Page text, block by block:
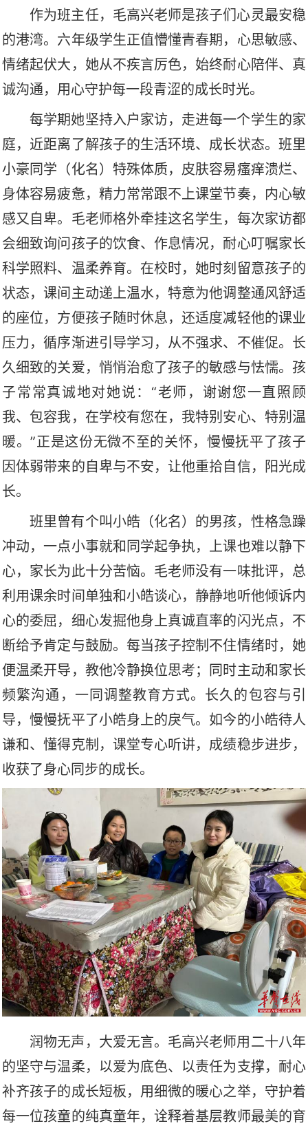
作为班主任，毛高兴老师是孩子们心灵最安稳
的港湾。六年级学生正值懵懂青春期，心思敏感、
情绪起伏大，她从不疾言厉色，始终耐心陪伴、真
诚沟通，用心守护每一段青涩的成长时光。
每学期她坚持入户家访，走进每一个学生的家
庭，近距离了解孩子的生活环境、成长状态。班里
小豪同学（化名）特殊体质，皮肤容易瘙痒溃烂、
身体容易疲惫，精力常常跟不上课堂节奏，内心敏
感又自卑。毛老师格外牵挂这名学生，每次家访都
会细致询问孩子的饮食、作息情况，耐心叮嘱家长
科学照料、温柔养育。在校时，她时刻留意孩子的
状态，课间主动递上温水，特意为他调整通风舒适
的座位，方便孩子随时休息，还适度减轻他的课业
压力，循序渐进引导学习，从不强求、不催促。长
久细致的关爱，悄悄治愈了孩子的敏感与怯懦。孩
子常常真诚地对她说： “老师，谢谢您一直照顾
我、包容我，在学校有您在，我特别安心、特别温
暖。”正是这份无微不至的关怀，慢慢抚平了孩子
因体弱带来的自卑与不安，让他重拾自信，阳光成
长。
班里曾有个叫小皓（化名） 的男孩，性格急躁
冲动，一点小事就和同学起争执，上课也难以静下
心，家长为此十分苦恼。毛老师没有一味批评，总
利用课余时间单独和小皓谈心，静静地听他倾诉内
心的委屈，细心发掘他身上真诚直率的闪光点，不
断给予肯定与鼓励。每当孩子控制不住情绪时，她
便温柔开导，教他冷静换位思考；同时主动和家长
频繁沟通，一同调整教育方式。长久的包容与引
导，慢慢抚平了小皓身上的戾气。如今的小皓待人
谦和、懂得克制，课堂专心听讲，成绩稳步进步，
收获了身心同步的成长。
润物无声，大爱无言。毛高兴老师用二十八年
的坚守与温柔，以爱为底色、以责任为支撑，耐心
补齐孩子的成长短板，用细微的暖心之举，守护着
每一位孩童的纯真童年，诠释着基层教师最美的育